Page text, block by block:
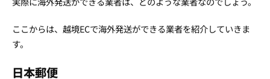
ここからは、越境ECで海外発送ができる業者を紹介していきま
す。
日本郵便